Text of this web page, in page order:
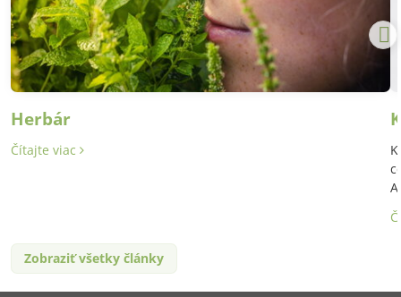
Herbár
Čítajte viac
Zobraziť všetky články